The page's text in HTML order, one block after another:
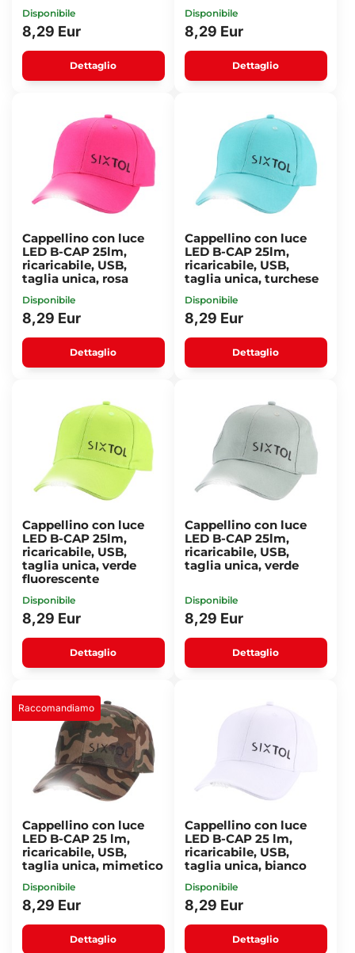
Disponibile
8,29 Eur
Dettaglio
Disponibile
8,29 Eur
Dettaglio
Cappellino con luce
LED B-CAP 25lm,
ricaricabile, USB,
taglia unica, rosa
Disponibile
8,29 Eur
Dettaglio
Cappellino con luce
LED B-CAP 25lm,
ricaricabile, USB,
taglia unica, turchese
Disponibile
8,29 Eur
Dettaglio
Cappellino con luce
LED B-CAP 25lm,
ricaricabile, USB,
taglia unica, verde
fluorescente
Disponibile
8,29 Eur
Dettaglio
Cappellino con luce
LED B-CAP 25lm,
ricaricabile, USB,
taglia unica, verde
Disponibile
8,29 Eur
Dettaglio
Raccomandiamo
Cappellino con luce
LED B-CAP 25 lm,
ricaricabile, USB,
taglia unica, mimetico
Disponibile
8,29 Eur
Dettaglio
Cappellino con luce
LED B-CAP 25 lm,
ricaricabile, USB,
taglia unica, bianco
Disponibile
8,29 Eur
Dettaglio